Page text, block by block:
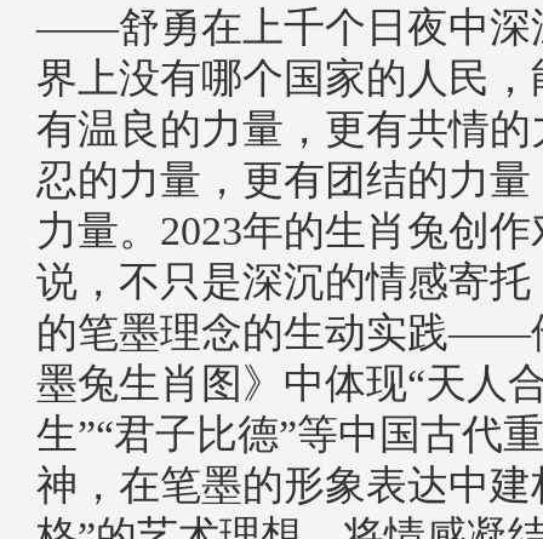
——舒勇在上千个日夜中深
界上没有哪个国家的人民
有温良的力量，更有共情
忍的力量，更有团结的力
力量。2023年的生肖兔创
说，不只是深沉的情感寄
的笔墨理念的生动实践——
墨兔生肖图》中体现“天人
生”“君子比德”等中国古代
神，在笔墨的形象表达中建